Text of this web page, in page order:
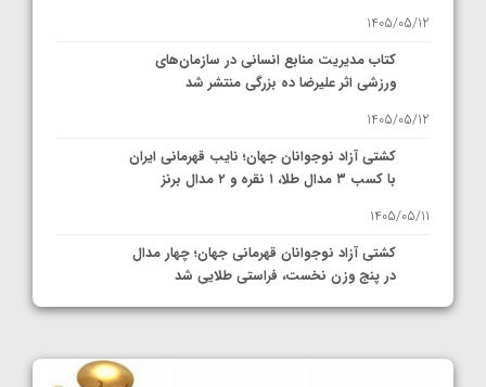
1405/05/12
کتاب مدیریت منابع انسانی در سازمان‌های
ورزشی اثر علیرضا ده بزرگی منتشر شد
1405/05/12
کشتی آزاد نوجوانان جهان؛ نایب قهرمانی ایران
با کسب ۳ مدال طلا، ۱ نقره و ۲ مدال برنز
1405/05/11
کشتی آزاد نوجوانان قهرمانی جهان؛ چهار مدال
در پنج وزن نخست، فراستی طلایی شد
1405/05/11